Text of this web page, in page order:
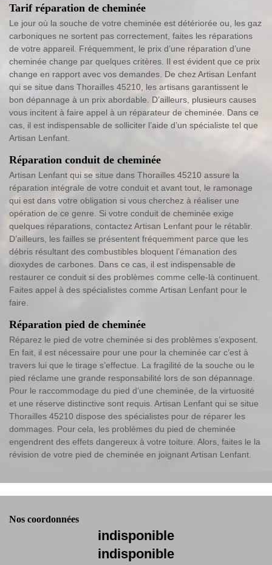
Tarif réparation de cheminée
Le jour où la souche de votre cheminée est détériorée ou, les gaz
carboniques ne sortent pas correctement, faites les réparations
de votre appareil. Fréquemment, le prix d’une réparation d’une
cheminée change par quelques critères. Il est évident que ce prix
change en rapport avec vos demandes. De chez Artisan Lenfant
qui se situe dans Thorailles 45210, les artisans garantissent le
bon dépannage à un prix abordable. D’ailleurs, plusieurs causes
vous incitent à faire appel à un réparateur de cheminée. Dans ce
cas, il est indispensable de solliciter l’aide d’un spécialiste tel que
Artisan Lenfant.
Réparation conduit de cheminée
Artisan Lenfant qui se situe dans Thorailles 45210 assure la
réparation intégrale de votre conduit et avant tout, le ramonage
qui est dans votre obligation si vous cherchez à réaliser une
opération de ce genre. Si votre conduit de cheminée exige
quelques réparations, contactez Artisan Lenfant pour le rétablir.
D’ailleurs, les failles se présentent fréquemment parce que les
débris résultant des combustibles bloquent l’émanation des
dioxydes de carbones. Dans ce cas, il est indispensable de
restaurer ce conduit si des problèmes comme celle-là continuent.
Faites appel à des spécialistes comme Artisan Lenfant pour le
faire.
Réparation pied de cheminée
Réparez le pied de votre cheminée si des problèmes s’exposent.
En fait, il est nécessaire pour une pour la cheminée car c’est à
travers lui que le tirage s’effectue. La fragilité de la souche ou le
pied réclame une grande responsabilité lors de son dépannage.
Pour le raccommodage du pied d’une cheminée, de la virtuosité
et une réserve distinctive sont requis. Artisan Lenfant qui se situe
Thorailles 45210 dispose des spécialistes pour de réparer les
dommages. Pour cela, les problèmes du pied de cheminée
engendrent des effets dangereux à votre toiture. Alors, faites le la
révision de votre pied de cheminée en joignant Artisan Lenfant.
Nos coordonnées
indisponible
indisponible